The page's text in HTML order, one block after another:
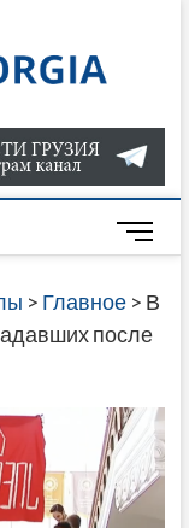
О
В
ГРУЗИИ
САЙТЕ
M
e
n
u
t
o
> Главное> В
после